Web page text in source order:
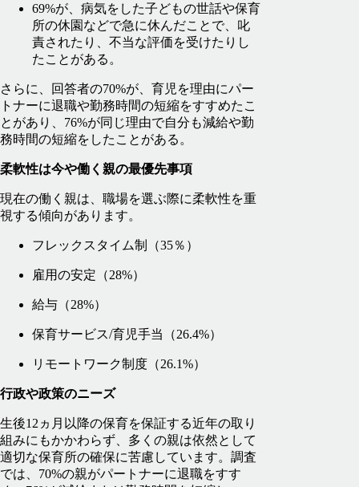
69%が、病気をした子どもの世話や保育
所の休園などで急に休んだことで、叱
責されたり、不当な評価を受けたりし
たことがある。
さらに、回答者の70%が、育児を理由にパー
トナーに退職や勤務時間の短縮をすすめたこ
とがあり、76%が同じ理由で自分も減給や勤
務時間の短縮をしたことがある。
柔軟性は今や働く親の最優先事項
現在の働く親は、職場を選ぶ際に柔軟性を重
視する傾向があります。
フレックスタイム制（35％）
雇用の安定（28%）
給与（28%）
保育サービス/育児手当（26.4%）
リモートワーク制度（26.1%）
行政や政策のニーズ
生後12ヵ月以降の保育を保証する近年の取り
組みにもかかわらず、多くの親は依然として
適切な保育所の確保に苦慮しています。調査
では、70%の親がパートナーに退職をすす